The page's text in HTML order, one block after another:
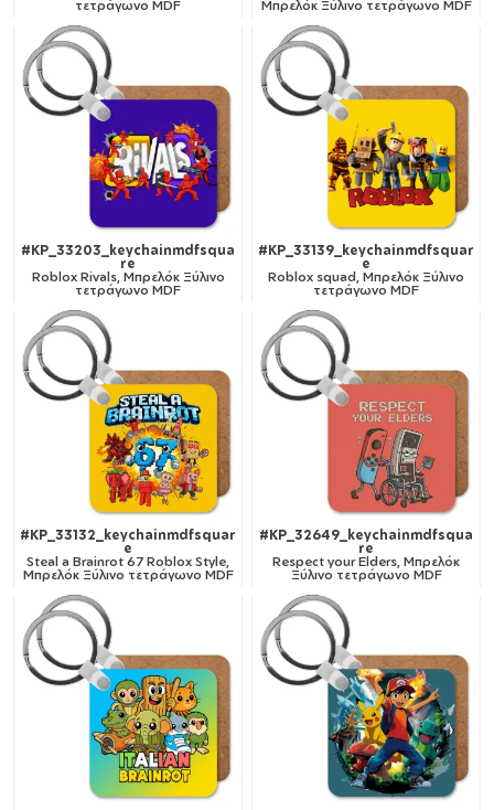
τετράγωνο MDF
Μπρελόκ Ξύλινο τετράγωνο MDF
#KP_33203_keychainmdfsqua
re
Roblox Rivals, Μπρελόκ Ξύλινο
τετράγωνο MDF
#KP_33139_keychainmdfsquar
e
Roblox squad, Μπρελόκ Ξύλινο
τετράγωνο MDF
#KP_33132_keychainmdfsquar
e
Steal a Brainrot 67 Roblox Style,
Μπρελόκ Ξύλινο τετράγωνο MDF
#KP_32649_keychainmdfsqua
re
Respect your Elders, Μπρελόκ
Ξύλινο τετράγωνο MDF